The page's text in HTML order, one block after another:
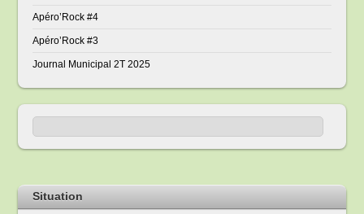
Apéro’Rock #4
Apéro’Rock #3
Journal Municipal 2T 2025
Situation